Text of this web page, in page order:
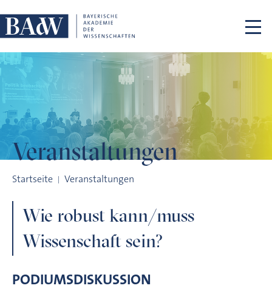
Veranstaltungen
Startseite Veranstaltungen
Wie robust kann/muss
Wissenschaft sein?
PODIUMSDISKUSSION